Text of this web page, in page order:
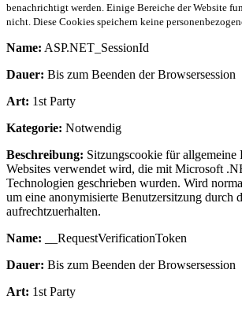
benachrichtigt werden. Einige Bereiche der Website
nicht. Diese Cookies speichern keine
Name: ASP.NET_SessionId
Dauer: Bis zum Beenden der Browsersession
Art: 1st Party
Kategorie: Notwendig
Beschreibung: Sitzungscookie für allgemeine
Websites verwendet wird, die mit Microsoft
Technologien geschrieben wurden. Wird
um eine anonymisierte Benutzersitzung durch
aufrechtzuerhalten.
Name: __RequestVerificationToken
Dauer: Bis zum Beenden der Browsersession
Art: 1st Party